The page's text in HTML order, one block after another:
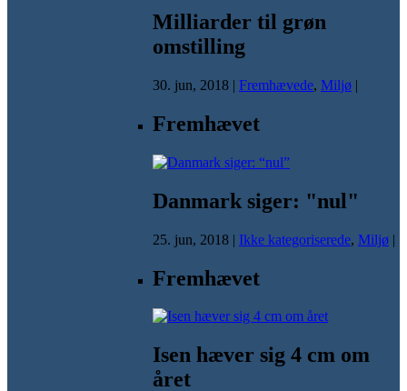
Milliarder til grøn
omstilling
30. jun, 2018 | Fremhævede, Miljø |
Fremhævet
Danmark siger: "nul"
25. jun, 2018 | Ikke kategoriserede, Miljø |
Fremhævet
Isen hæver sig 4 cm om
året